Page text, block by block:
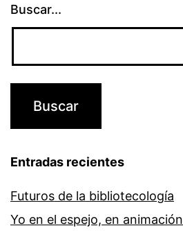
Buscar...
Entradas recientes
Futuros de la bibliotecología
Yo en el espejo, en animación